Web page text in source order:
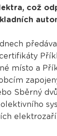
což
místo a
Sběrný